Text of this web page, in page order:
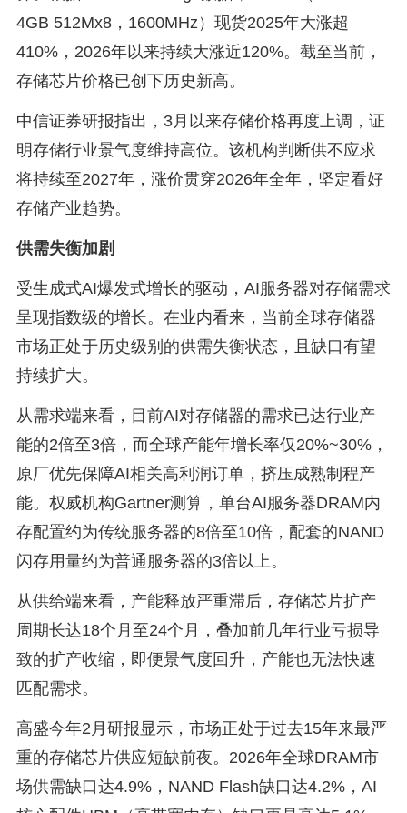
4GB 512Mx8，1600MHz）现货2025年大涨超
410%，2026年以来持续大涨近120%。截至当前，
存储芯片价格已创下历史新高。
中信证券研报指出，3月以来存储价格再度上调，证
明存储行业景气度维持高位。该机构判断供不应求
将持续至2027年，涨价贯穿2026年全年，坚定看好
存储产业趋势。
供需失衡加剧
受生成式AI爆发式增长的驱动，AI服务器对存储需求
呈现指数级的增长。在业内看来，当前全球存储器
市场正处于历史级别的供需失衡状态，且缺口有望
持续扩大。
从需求端来看，目前AI对存储器的需求已达行业产
能的2倍至3倍，而全球产能年增长率仅20%~30%，
原厂优先保障AI相关高利润订单，挤压成熟制程产
能。权威机构Gartner测算，单台AI服务器DRAM内
存配置约为传统服务器的8倍至10倍，配套的NAND
闪存用量约为普通服务器的3倍以上。
从供给端来看，产能释放严重滞后，存储芯片扩产
周期长达18个月至24个月，叠加前几年行业亏损导
致的扩产收缩，即便景气度回升，产能也无法快速
匹配需求。
高盛今年2月研报显示，市场正处于过去15年来最严
重的存储芯片供应短缺前夜。2026年全球DRAM市
场供需缺口达4.9%，NAND Flash缺口达4.2%，AI